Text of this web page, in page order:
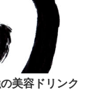
美容ドリンク